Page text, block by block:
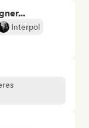
Interpol